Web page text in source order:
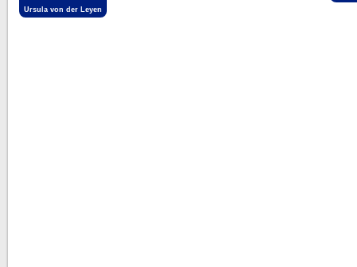
Ursula von der Leyen